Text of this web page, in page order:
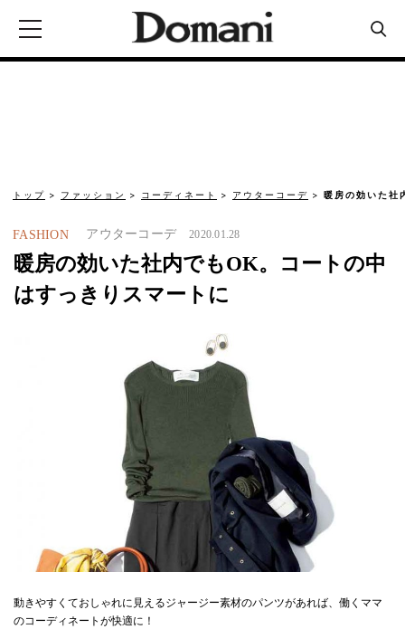
トップ ファッション コーディネート アウターコーデ 暖房の効いた社
FASHION アウターコーデ 2020.01.28
暖房の効いた社内でもOK。コートの中
はすっきりスマートに
動きやすくておしゃれに見えるジャージー素材のパンツがあれば、働くママ
のコーディネートが快適に！